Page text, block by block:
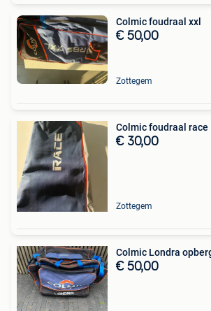
Colmic foudraal xxl
€ 50,00
Zottegem
Colmic foudraal race
€ 30,00
Zottegem
Colmic Londra
€ 50,00